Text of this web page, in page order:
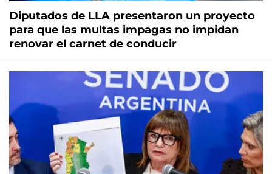
Diputados de LLA presentaron un proyecto
para que las multas impagas no impidan
renovar el carnet de conducir